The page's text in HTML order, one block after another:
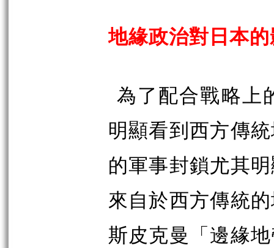
地緣政治對日本
為了配合戰略上
明顯看到西方傳
的軍事封鎖尤其
來自於西方傳統
斯皮克曼「邊緣